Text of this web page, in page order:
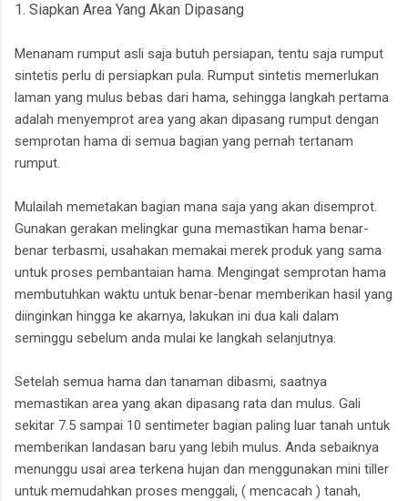
1. Siapkan Area Yang Akan Dipasang
Menanam rumput asli saja butuh persiapan, tentu saja rumput
sintetis perlu di persiapkan pula. Rumput sintetis memerlukan
laman yang mulus bebas dari hama, sehingga langkah pertama
adalah menyemprot area yang akan dipasang rumput dengan
semprotan hama di semua bagian yang pernah tertanam
rumput.
Mulailah memetakan bagian mana saja yang akan disemprot.
Gunakan gerakan melingkar guna memastikan hama benar-
benar terbasmi, usahakan memakai merek produk yang sama
untuk proses pembantaian hama. Mengingat semprotan hama
membutuhkan waktu untuk benar-benar memberikan hasil yang
diinginkan hingga ke akarnya, lakukan ini dua kali dalam
seminggu sebelum anda mulai ke langkah selanjutnya.
Setelah semua hama dan tanaman dibasmi, saatnya
memastikan area yang akan dipasang rata dan mulus. Gali
sekitar 7.5 sampai 10 sentimeter bagian paling luar tanah untuk
memberikan landasan baru yang lebih mulus. Anda sebaiknya
menunggu usai area terkena hujan dan menggunakan mini tiller
untuk memudahkan proses menggali, ( mencacah ) tanah,